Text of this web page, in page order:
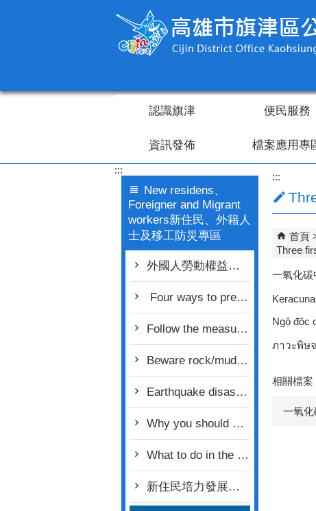
認識旗津 便民服務
資訊發佈 檔案應用專
:::
New residens、
Foreigner and Migrant
workers新住民、外籍人
士及移工防災專區
外國人勞動權益網(Foreign National Labor Rights Portal)
Four ways to prevent drowning
Follow the measures detailed below to avoid creating a fire hazard
Beware rock/mudslides
Earthquake disaster prevention-Power outage safety inspection
Why you should prepare an emergency evacuation bag
What to do in the event of a severed finger
新住民培力發展資訊網(IFI Network+)
:::
首頁
Three
一氧化碳
Ngộ độc
ภาวะพิษ
相關檔案
一氧